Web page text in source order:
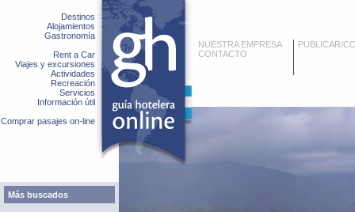
Destinos
Alojamientos
Gastronomía
Rent a Car
Viajes y excursiones
Actividades
Recreación
Servicios
Información útil
Comprar pasajes on-line
Más buscados
NUESTRA EMPRESA
CONTACTO
PUBLICAR/